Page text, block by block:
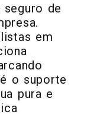
seguro de
em
o suporte
pura e